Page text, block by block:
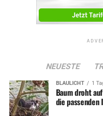
NEUESTE
BLAULICHT 1
Baum droht
die passenden